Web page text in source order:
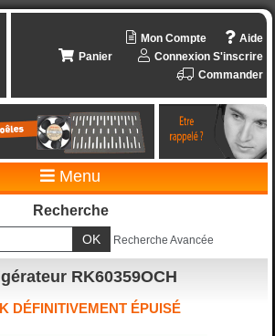
Aide
Mon Compte
Connexion S'inscrire
Panier
Commander
Menu
Recherche
Recherche Avancée
RK60359OCH
DÉFINITIVEMENT ÉPUISÉ